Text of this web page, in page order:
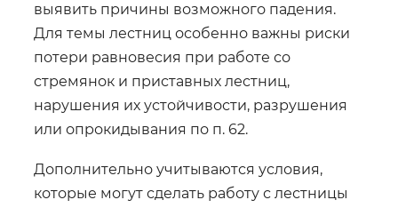
выявить причины возможного падения.
Для темы лестниц особенно важны риски
потери равновесия при работе со
стремянок и приставных лестниц,
нарушения их устойчивости, разрушения
или опрокидывания по п. 62.
Дополнительно учитываются условия,
которые могут сделать работу с лестницы